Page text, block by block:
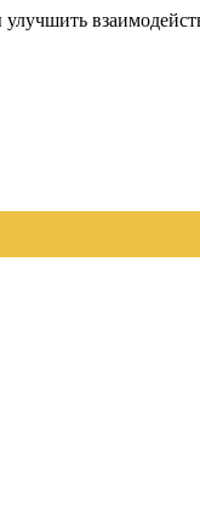
улучшить